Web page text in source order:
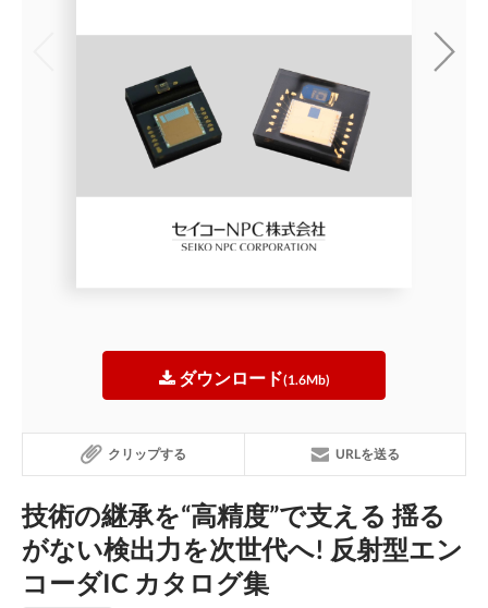
ダウンロード(1.6Mb)
クリップする URLを送る
技術の継承を“高精度”で支える 揺る
がない検出力を次世代へ! 反射型エン
コーダIC カタログ集